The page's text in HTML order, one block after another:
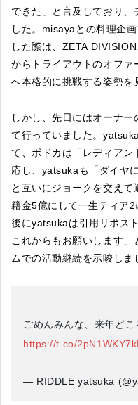
できた」と言及しており、
した。misayaとの料理企
した際は、ZETA
からトライアウトのオファ
へ本格的に挑戦する姿勢を
しかし、先日にはオーナ
て行っていました。
て、ボドカは「レディアン
応し、yatsukaも「ダイヤ
と互いにジョークを交え
籍金5億にして一生ティア
後にyatsukaは引用リポス
これからもお願いします
ムでの活動継続を示唆しま
ごめんみんな、来年ど
https://t.co/
— RIDDLE yatsuka